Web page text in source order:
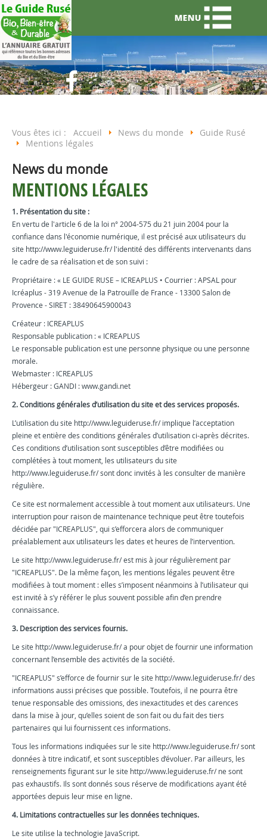
Vous êtes ici : Accueil News du monde
Guide Rusé
Mentions légales
News du monde
MENTIONS LÉGALES
1. Présentation du site :
En vertu de l'article 6 de la loi n° 2004-575 du 21 juin 2004 pour la
confiance dans l'économie numérique, il est précisé aux utilisateurs du
site http://www.leguideruse.fr/ l'identité des différents intervenants dans
le cadre de sa réalisation et de son suivi :
Propriétaire : « LE GUIDE RUSE – ICREAPLUS • Courrier : APSAL pour
Icréaplus - 319 Avenue de la Patrouille de France - 13300 Salon de
Provence - SIRET : 38490645900043
Créateur : ICREAPLUS
Responsable publication : « ICREAPLUS
Le responsable publication est une personne physique ou une personne
morale.
Webmaster : ICREAPLUS
Hébergeur : GANDI : www.gandi.net
2. Conditions générales d’utilisation du site et des services proposés.
L’utilisation du site http://www.leguideruse.fr/ implique l’acceptation
pleine et entière des conditions générales d’utilisation ci-après décrites.
Ces conditions d’utilisation sont susceptibles d’être modifiées ou
complétées à tout moment, les utilisateurs du site
http://www.leguideruse.fr/ sont donc invités à les consulter de manière
régulière.
Ce site est normalement accessible à tout moment aux utilisateurs. Une
interruption pour raison de maintenance technique peut être toutefois
décidée par "ICREAPLUS", qui s’efforcera alors de communiquer
préalablement aux utilisateurs les dates et heures de l’intervention.
Le site http://www.leguideruse.fr/ est mis à jour régulièrement par
"ICREAPLUS". De la même façon, les mentions légales peuvent être
modifiées à tout moment : elles s’imposent néanmoins à l’utilisateur qui
est invité à s’y référer le plus souvent possible afin d’en prendre
connaissance.
3. Description des services fournis.
Le site http://www.leguideruse.fr/ a pour objet de fournir une information
concernant l’ensemble des activités de la société.
"ICREAPLUS" s’efforce de fournir sur le site http://www.leguideruse.fr/ des
informations aussi précises que possible. Toutefois, il ne pourra être
tenue responsable des omissions, des inexactitudes et des carences
dans la mise à jour, qu’elles soient de son fait ou du fait des tiers
partenaires qui lui fournissent ces informations.
Tous les informations indiquées sur le site http://www.leguideruse.fr/ sont
données à titre indicatif, et sont susceptibles d’évoluer. Par ailleurs, les
renseignements figurant sur le site http://www.leguideruse.fr/ ne sont
pas exhaustifs. Ils sont donnés sous réserve de modifications ayant été
apportées depuis leur mise en ligne.
4. Limitations contractuelles sur les données techniques.
Le site utilise la technologie JavaScript.